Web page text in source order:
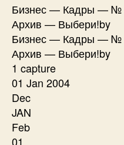
Бизнес — Кадры — №
Архив — Выбери!by
Бизнес — Кадры — №
Архив — Выбери!by
1 capture
01 Jan 2004
Dec
JAN
Feb
01